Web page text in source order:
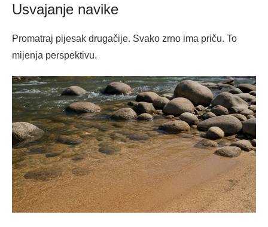
Usvajanje navike
Promatraj pijesak drugačije. Svako zrno ima priču. To
mijenja perspektivu.